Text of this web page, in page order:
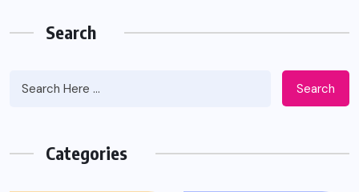
Search
Search
Categories